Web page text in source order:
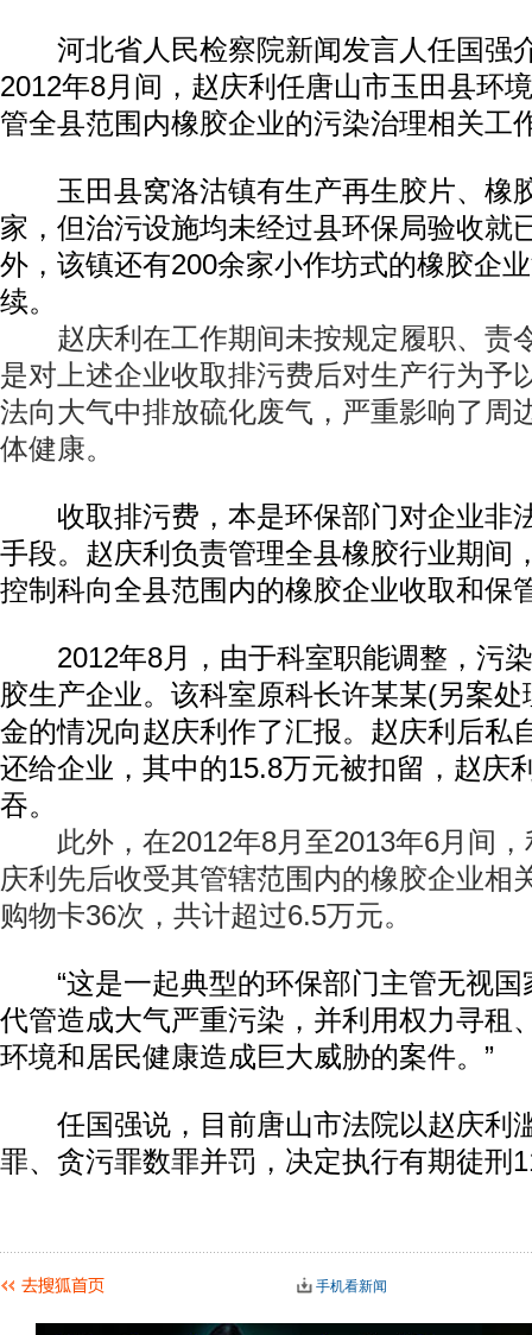
河北省人民检察院新闻发言人任国强
2012年8月间，赵庆利任唐山市玉田县环
管全县范围内橡胶企业的污染治理相关工
玉田县窝洛沽镇有生产再生胶片、橡
家，但治污设施均未经过县环保局验收就
外，该镇还有200余家小作坊式的橡胶企
续。
赵庆利在工作期间未按规定履职、责
是对上述企业收取排污费后对生产行为予
法向大气中排放硫化废气，严重影响了周
体健康。
收取排污费，本是环保部门对企业非
手段。赵庆利负责管理全县橡胶行业期间
控制科向全县范围内的橡胶企业收取和保
2012年8月，由于科室职能调整，污染
胶生产企业。该科室原科长许某某(另案
金的情况向赵庆利作了汇报。赵庆利后私
还给企业，其中的15.8万元被扣留，赵庆
吞。
此外，在2012年8月至2013年6月间，
庆利先后收受其管辖范围内的橡胶企业相
购物卡36次，共计超过6.5万元。
“这是一起典型的环保部门主管无视国
代管造成大气严重污染，并利用权力寻租
环境和居民健康造成巨大威胁的案件。”
任国强说，目前唐山市法院以赵庆利
罪、贪污罪数罪并罚，决定执行有期徒刑
手机看新闻